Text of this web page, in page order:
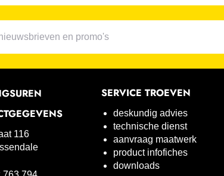
116
SERVICE TROEVEN
deskundig advies
technische dienst
aanvraag maatwerk
product infofiches
downloads